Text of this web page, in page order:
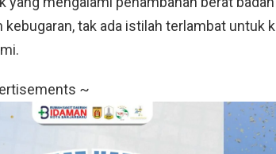
kebugaran, tak ada istilah terlambat untuk
~